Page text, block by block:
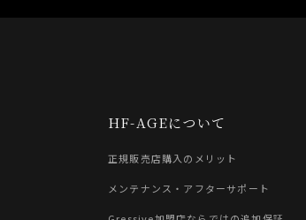
HF-AGEについて
正規販売店購入のメリット
メンテナンス・アフターサポート